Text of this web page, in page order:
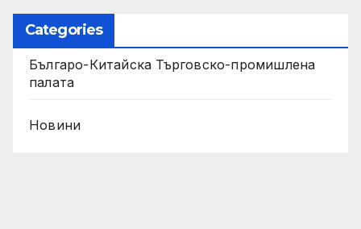
Categories
Българо-Китайска Търговско-промишлена
палaта
Новини